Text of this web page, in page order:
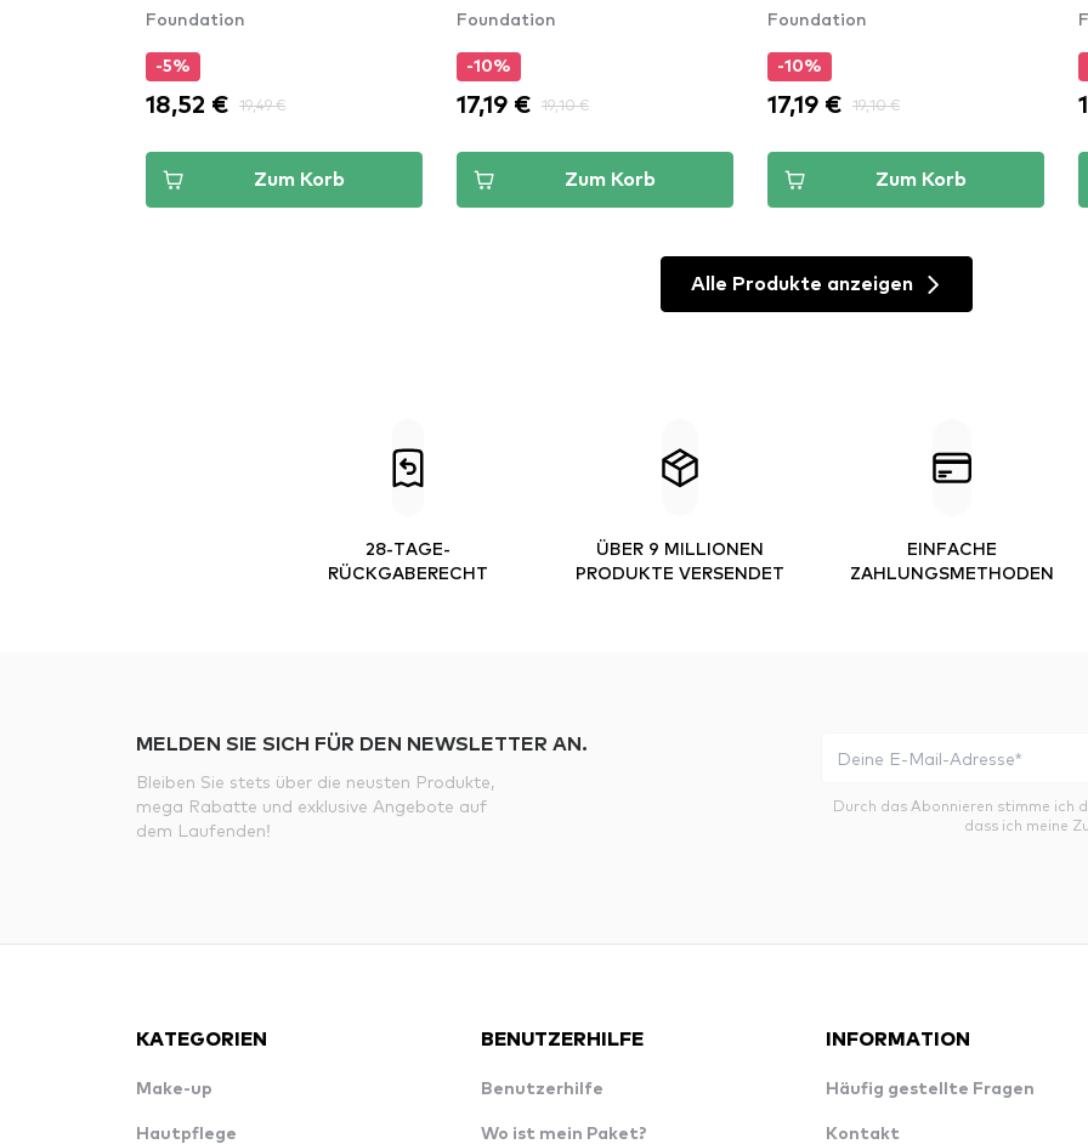
Foundation
-5%
18,52 € 19,49 €
Zum Korb
Foundation
-10%
17,19 € 19,10 €
Zum Korb
Foundation
-10%
17,19 € 19,10 €
Zum Korb
Alle Produkte anzeigen
28-TAGE-
RÜCKGABERECHT
ÜBER 9 MILLIONEN
PRODUKTE VERSENDET
EINFACHE
ZAHLUNGSMETHODEN
MELDEN SIE SICH FÜR DEN NEWSLETTER AN.
Bleiben Sie stets über die neusten Produkte,
mega Rabatte und exklusive Angebote auf
dem Laufenden!
Durch das Abonnieren stimme ich
dass ich meine
KATEGORIEN
Make-up
Hautpflege
BENUTZERHILFE
Benutzerhilfe
Wo ist mein Paket?
INFORMATION
Häufig gestellte Fragen
Kontakt